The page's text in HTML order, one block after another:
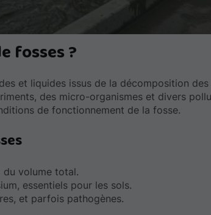
fosses ?
et liquides issus de la décomposition
des micro-organismes et divers
de fonctionnement de la fosse.
du volume total.
essentiels pour les sols.
et parfois pathogènes.